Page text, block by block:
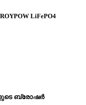
LiFePO4
ബ്രോഷർ